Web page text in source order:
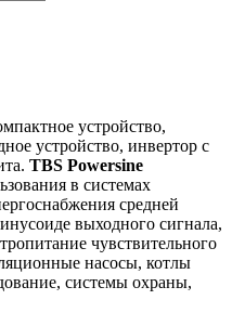
устройство,
устройство, инвертор с
TBS Powersine
в системах
средней
выходного сигнала,
чувствительного
насосы, котлы
системы охраны,